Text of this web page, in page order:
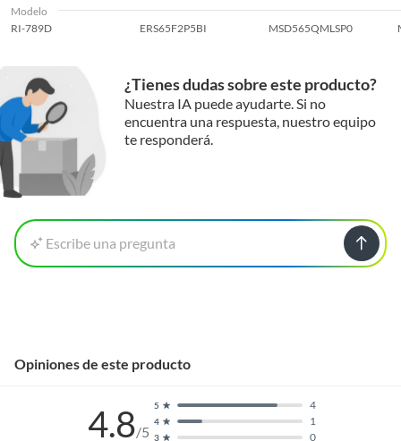
Modelo
RI-789D
ERS65F2P5BI MSD565QMLSP0
¿Tienes dudas sobre este producto?
Nuestra IA puede ayudarte. Si no
encuentra una respuesta, nuestro equipo
te responderá.
Escribe una pregunta
Opiniones de este producto
4.8/5 3 0
4 1
5 4